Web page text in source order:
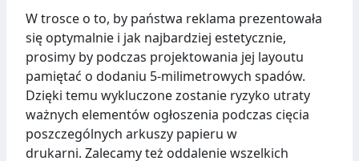
W trosce o to, by państwa reklama prezentowała
się optymalnie i jak najbardziej estetycznie,
prosimy by podczas projektowania jej layoutu
pamiętać o dodaniu 5-milimetrowych spadów.
Dzięki temu wykluczone zostanie ryzyko utraty
ważnych elementów ogłoszenia podczas cięcia
poszczególnych arkuszy papieru w
drukarni. Zalecamy też oddalenie wszelkich